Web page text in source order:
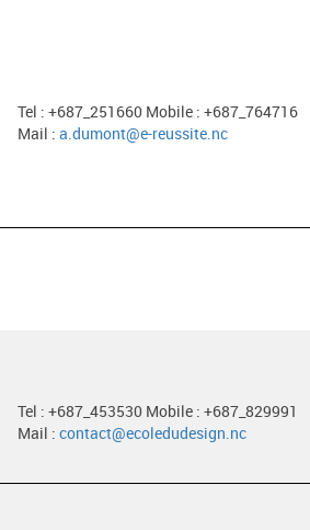
Tel : +687_251660 Mobile : +687_764716
Mail : a.dumont@e-reussite.nc
Tel : +687_453530 Mobile : +687_829991
Mail : contact@ecoledudesign.nc